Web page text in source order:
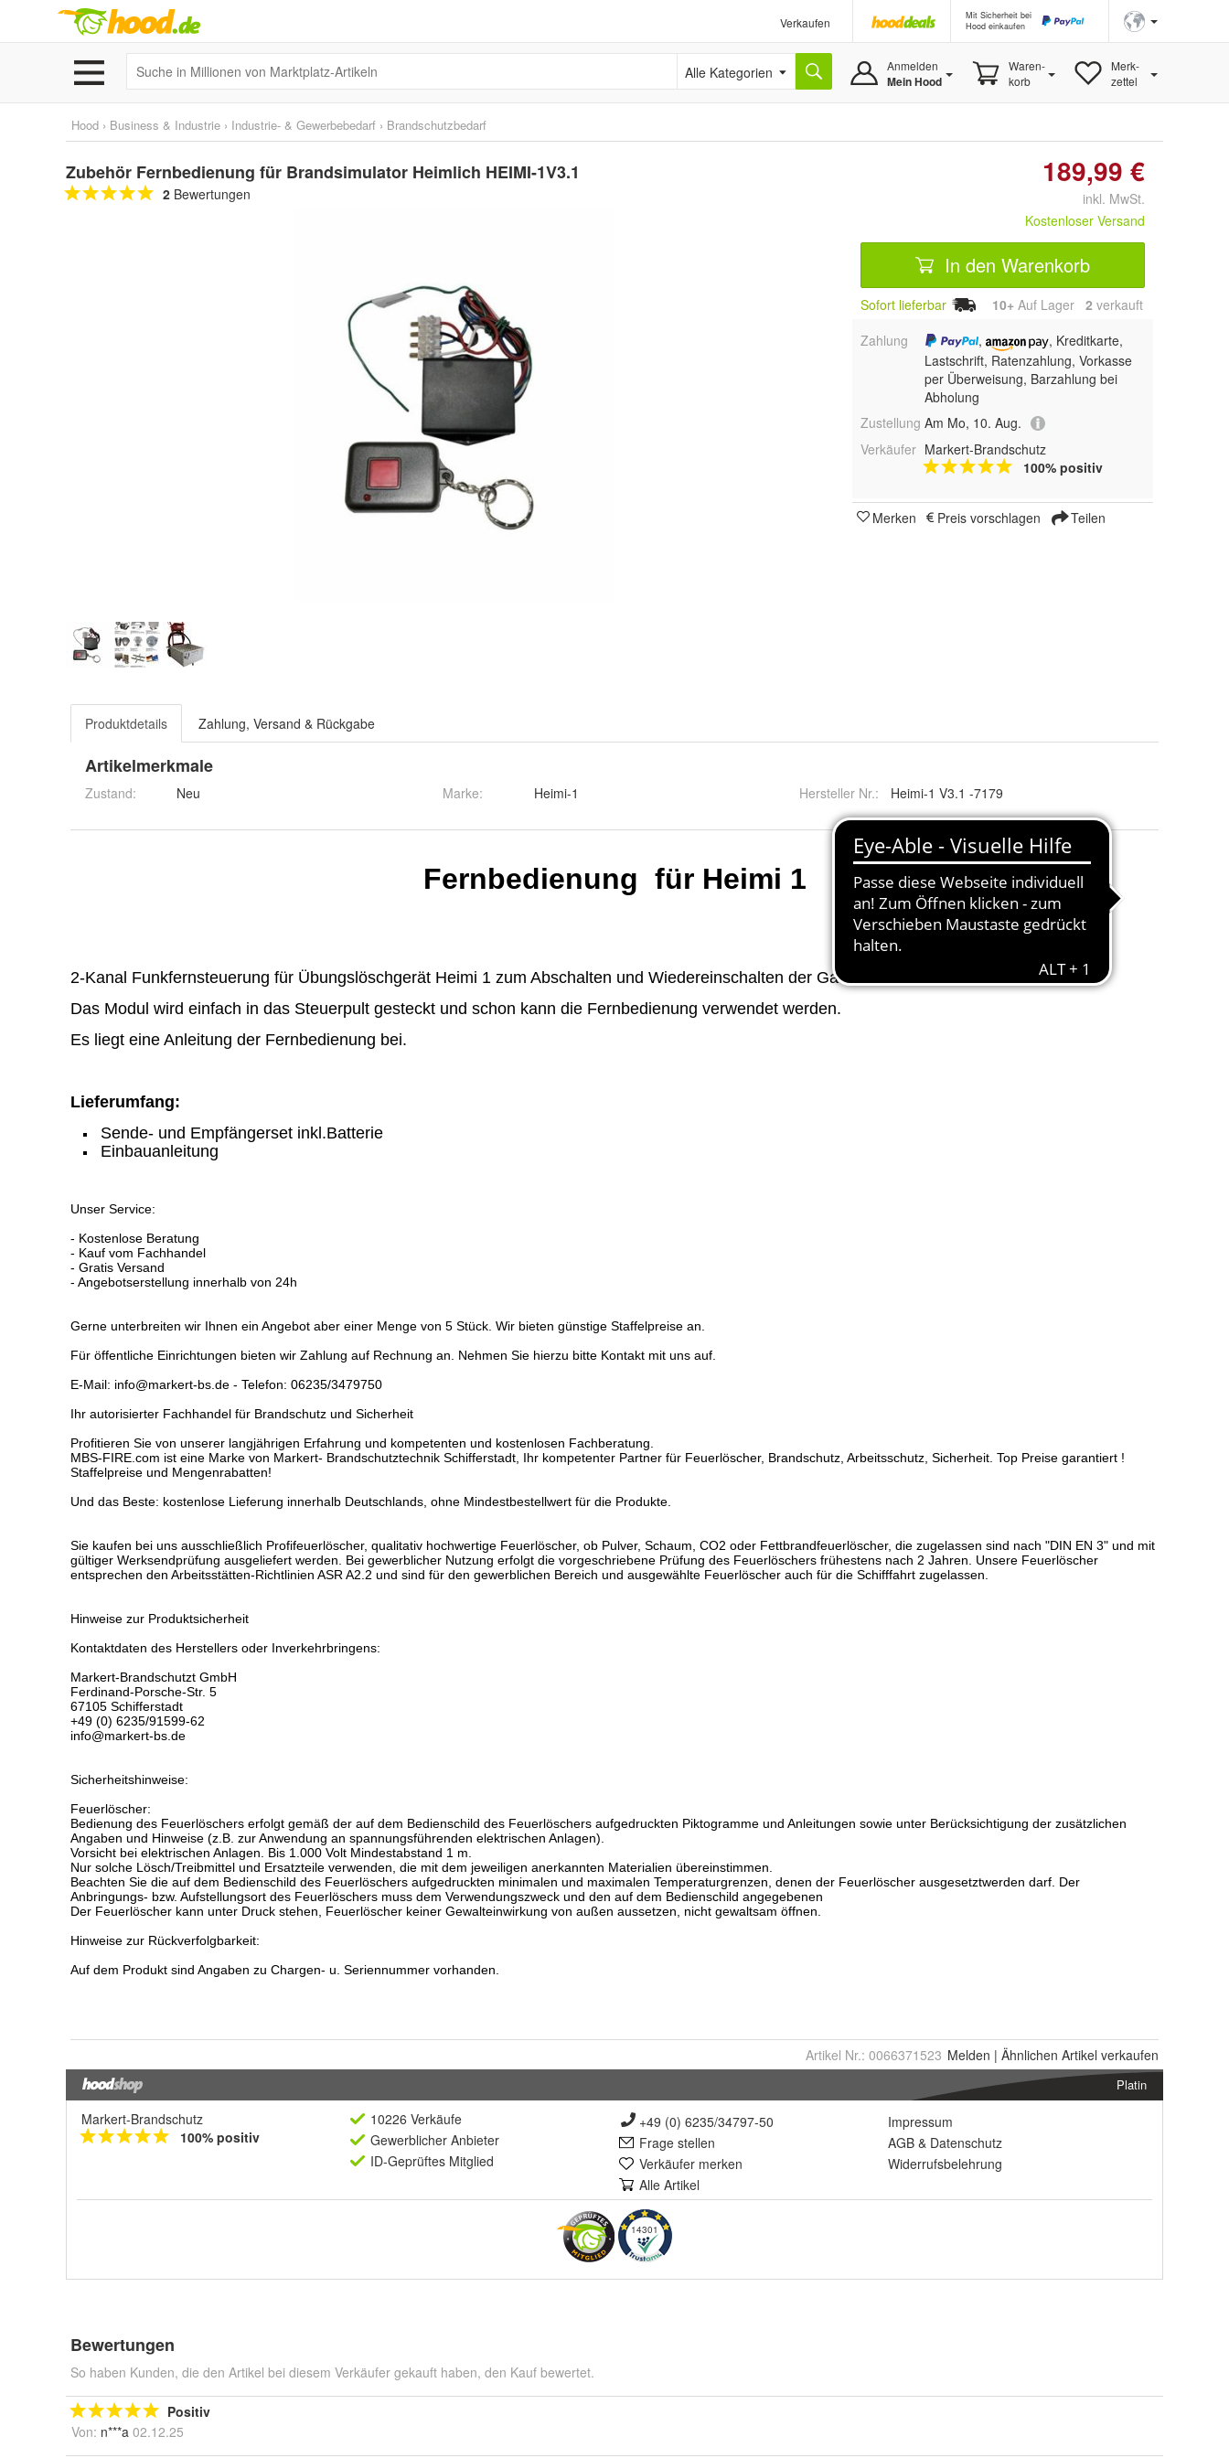
Verkaufen
Mit Sicherheit bei
Hood einkaufen
Alle Kategorien Anmelden
Mein Hood
Waren-
korb
Merk-
zettel
Hood › Business & Industrie › Industrie- & Gewerbebedarf › Brandschutzbedarf
Zubehör Fernbedienung für Brandsimulator Heimlich HEIMI-1V3.1
2 Bewertungen
189,99 €
inkl. MwSt.
Kostenloser Versand
In den Warenkorb
Sofort lieferbar 10+ Auf Lager 2 verkauft
Zahlung
,
, Kreditkarte,
Lastschrift, Ratenzahlung, Vorkasse
per Überweisung, Barzahlung bei
Abholung
Zustellung Am Mo, 10. Aug.
Verkäufer Markert-Brandschutz
100% positiv
Merken Preis vorschlagen Teilen
Produktdetails Zahlung, Versand & Rückgabe
Artikelmerkmale
Zustand: Neu Marke: Heimi-1 Hersteller Nr.: Heimi-1 V3.1 -7179
Artikel Nr.: 0066371523 Melden | Ähnlichen Artikel verkaufen
Platin
Markert-Brandschutz
100% positiv
10226 Verkäufe
Gewerblicher Anbieter
ID-Geprüftes Mitglied
+49 (0) 6235/34797-50
Frage stellen
Verkäufer merken
Alle Artikel
Impressum
AGB & Datenschutz
Widerrufsbelehrung
14301
Bewertungen
So haben Kunden, die den Artikel bei diesem Verkäufer gekauft haben, den Kauf bewertet.
Positiv
Von: n***a 02.12.25